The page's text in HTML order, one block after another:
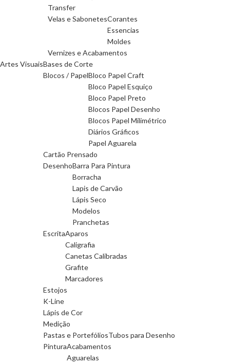
Transfer
Velas e SabonetesCorantes
Essencias
Moldes
Vernizes e Acabamentos
Artes VisuaisBases de Corte
Blocos / PapelBloco Papel Craft
Bloco Papel Esquiço
Bloco Papel Preto
Blocos Papel Desenho
Blocos Papel Milimétrico
Diários Gráficos
Papel Aguarela
Cartão Prensado
DesenhoBarra Para Pintura
Borracha
Lapis de Carvão
Lápis Seco
Modelos
Pranchetas
EscritaAparos
Caligrafia
Canetas Calibradas
Grafite
Marcadores
Estojos
K-Line
Lápis de Cor
Medição
Pastas e PortefóliosTubos para Desenho
PinturaAcabamentos
Aguarelas